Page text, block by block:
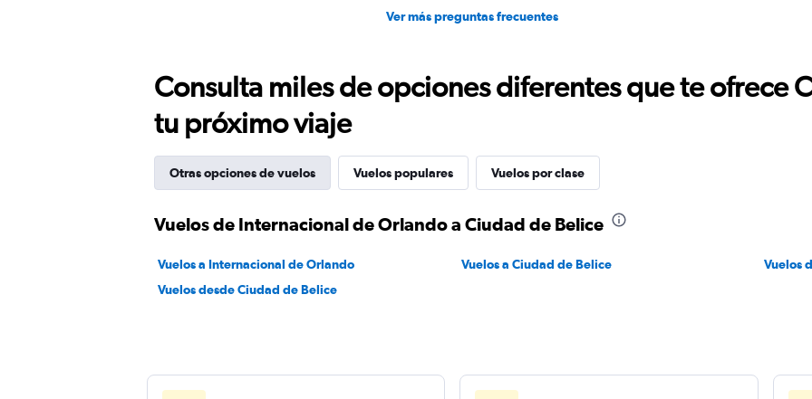
Ver más preguntas frecuentes
Consulta miles de opciones diferentes que te ofrece
tu próximo viaje
Otras opciones de vuelos Vuelos populares Vuelos por clase
Vuelos de Internacional de Orlando a Ciudad de Belice
Vuelos a Internacional de Orlando Vuelos a Ciudad de Belice
Vuelos
Vuelos desde Ciudad de Belice